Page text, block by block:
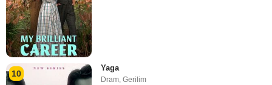
10
Yaga
Dram,Gerilim